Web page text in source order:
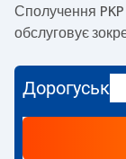
Сполучення
обслуговує
Gdańsk Oliwaне
Intercity. Потяг завершує маршрут на станції Gdańsk
Дорогуськ